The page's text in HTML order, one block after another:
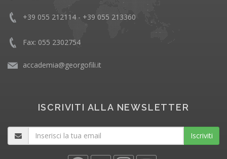
+39 055 212114 - +39 055 213360
Fax: 055 2302754
accademia@georgofili.it
ISCRIVITI ALLA NEWSLETTER
Iscriviti